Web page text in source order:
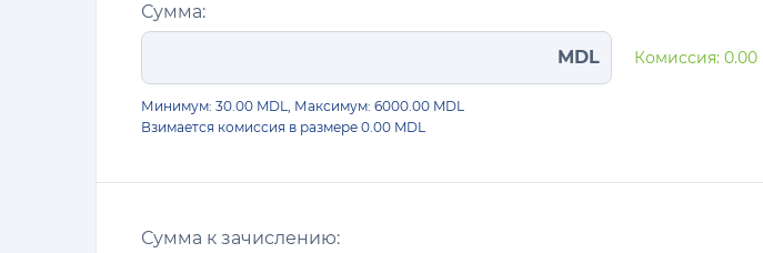
Сумма:
MDL Комиссия: 0.00
Минимум: 30.00 MDL, Максимум: 6000.00 MDL
Взимается комиссия в размере 0.00 MDL
Сумма к зачислению: